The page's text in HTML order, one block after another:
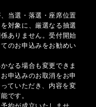
当選・落選・座席位置
対象に、厳選なる抽選
ありません。受付開始
のお申込みをお勧めい
なる場合も変更できま
申込みのお取消をお申
ていただき、内容を変
です。